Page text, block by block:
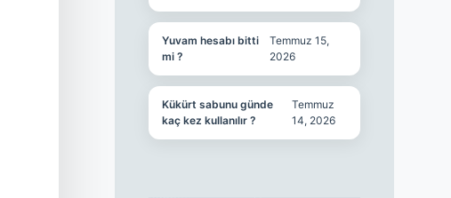
Yuvam hesabı bitti
mi ?
Temmuz 15,
2026
Kükürt sabunu günde
kaç kez kullanılır ?
Temmuz
14, 2026